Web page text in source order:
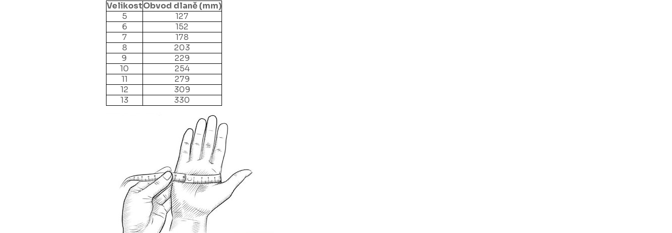
VelikostObvod dlaně (mm)
5
127
6
152
7
178
8
203
9
229
10
254
11
279
12
309
13
330